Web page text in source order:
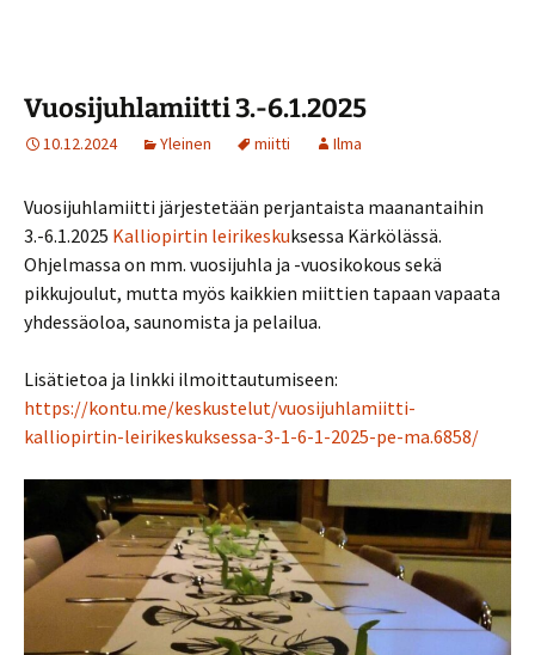
Vuosijuhlamiitti 3.-6.1.2025
10.12.2024 Yleinen miitti Ilma
Vuosijuhlamiitti järjestetään perjantaista maanantaihin
3.-6.1.2025 Kalliopirtin leirikeskuksessa Kärkölässä.
Ohjelmassa on mm. vuosijuhla ja -vuosikokous sekä
pikkujoulut, mutta myös kaikkien miittien tapaan vapaata
yhdessäoloa, saunomista ja pelailua.
Lisätietoa ja linkki ilmoittautumiseen:
https://kontu.me/keskustelut/vuosijuhlamiitti-
kalliopirtin-leirikeskuksessa-3-1-6-1-2025-pe-ma.6858/